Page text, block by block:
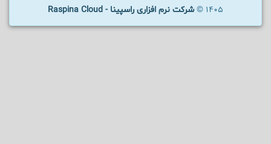
1405 ©
شرکت نرم افزاری راسپینا - Raspina Cloud